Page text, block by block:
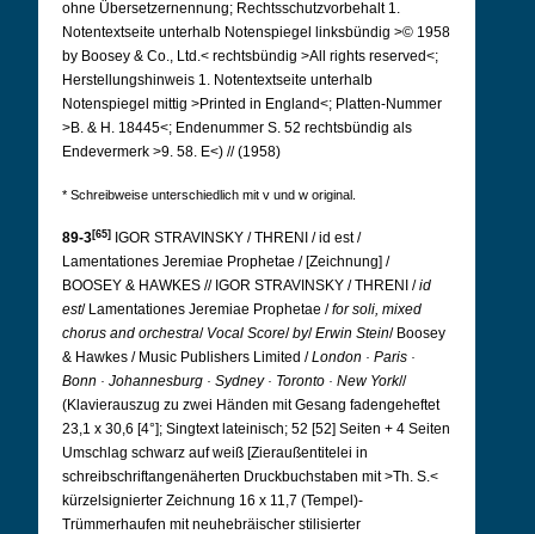
ohne Übersetzernennung; Rechtsschutzvorbehalt 1.
Notentextseite unterhalb Notenspiegel linksbündig >© 1958
by Boosey & Co., Ltd.< rechtsbündig >All rights reserved<;
Herstellungshinweis 1. Notentextseite unterhalb
Notenspiegel mittig >Printed in England<; Platten-Nummer
>B. & H. 18445<; Endenummer S. 52 rechtsbündig als
Endevermerk >9. 58. E<) // (1958)
* Schreibweise unterschiedlich mit v und w original.
89-3[65]
IGOR STRAVINSKY / THRENI / id est /
Lamentationes Jeremiae Prophetae / [Zeichnung] /
BOOSEY & HAWKES // IGOR STRAVINSKY / THRENI /id
est/ Lamentationes Jeremiae Prophetae /for soli, mixed
chorus and orchestra/ Vocal Score/by/Erwin Stein/ Boosey
& Hawkes / Music Publishers Limited /London · Paris ·
Bonn · Johannesburg · Sydney · Toronto · New York//
(Klavierauszug zu zwei Händen mit Gesang fadengeheftet
23,1 x 30,6 [4°]; Singtext lateinisch; 52 [52] Seiten + 4 Seiten
Umschlag schwarz auf weiß [Zieraußentitelei in
schreibschriftangenäherten Druckbuchstaben mit >Th. S.<
kürzelsignierter Zeichnung 16 x 11,7 (Tempel)-
Trümmerhaufen mit neuhebräischer stilisierter